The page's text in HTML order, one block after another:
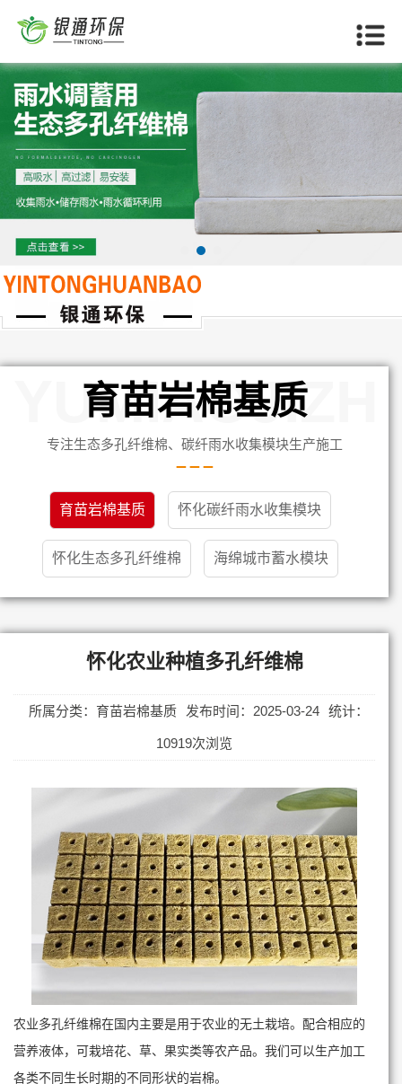
当前位置：首页>>怀化产品中心>>育苗岩棉基质
育苗岩棉基质
YUMIAOJIZHI
专注生态多孔纤维棉、碳纤雨水收集模块生产施工
育苗岩棉基质 怀化碳纤雨水收集模块
怀化生态多孔纤维棉 海绵城市蓄水模块
怀化农业种植多孔纤维棉
所属分类：育苗岩棉基质 发布时间：2025-03-24 统计：
10919次浏览
农业多孔纤维棉在国内主要是用于农业的无土栽培。配合相应的
营养液体，可栽培花、草、果实类等农产品。我们可以生产加工
各类不同生长时期的不同形状的岩棉。